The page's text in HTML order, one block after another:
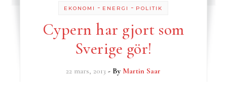
EKONOMI - ENERGI - POLITIK
Cypern har gjort som
Sverige gör!
22 mars, 2013 - By Martin Saar